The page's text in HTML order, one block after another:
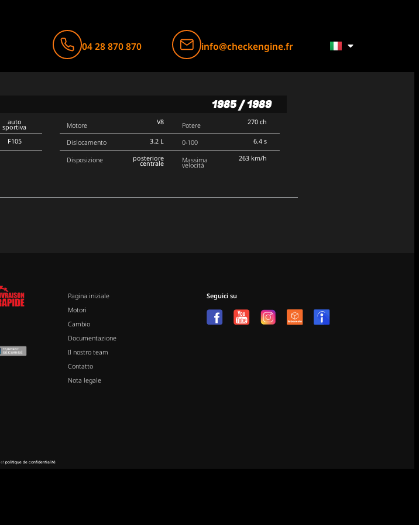
04 28 870 870 info@checkengine.fr
1985 / 1989
auto
sportiva
F105
Motore
Dislocamento
Disposizione
V8
3.2 L
posteriore
centrale
Potere
0-100
Massima
velocità
270 ch
6.4 s
263 km/h
Pagina iniziale
Motori
Cambio
Documentazione
Il nostro team
Contatto
Nota legale
Seguici su
et politique de confidentialité